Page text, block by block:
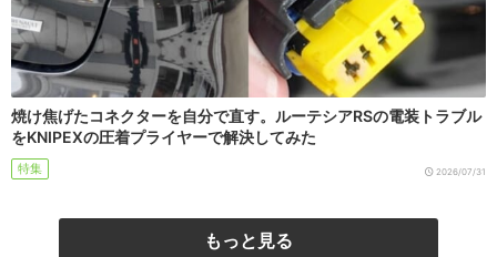
焼け焦げたコネクターを自分で直す。ルーテシアRSの電装トラブル
をKNIPEXの圧着プライヤーで解決してみた
特集 2026/07/31
もっと見る